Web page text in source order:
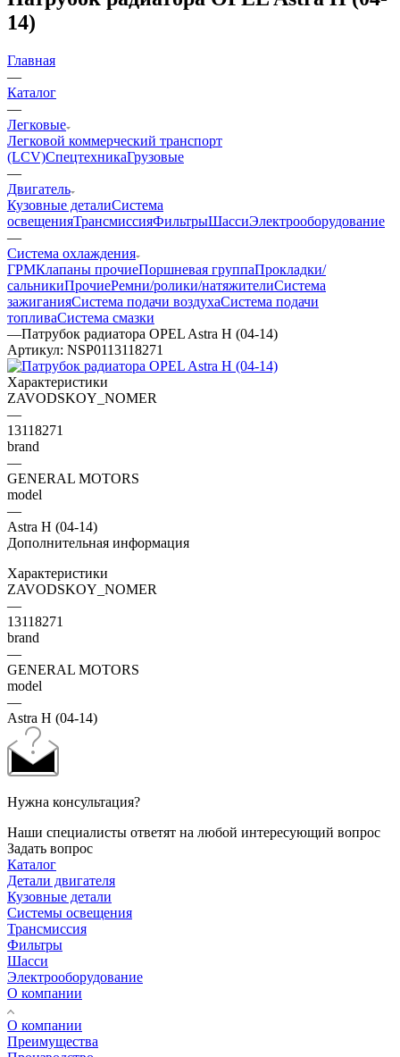
14)
Главная
—
Каталог
—
Легковые
Легковой коммерческий транспорт
(LCV)СпецтехникаГрузовые
—
Двигатель
Кузовные деталиСистема
освещенияТрансмиссияФильтрыШассиЭлектрооборудование
—
Система охлаждения
ГРМКлапаны прочиеПоршневая группаПрокладки/
сальникиПрочиеРемни/ролики/натяжителиСистема
зажиганияСистема подачи воздухаСистема подачи
топливаСистема смазки
—Патрубок радиатора OPEL Astra H (04-14)
Артикул: NSP0113118271
Характеристики
ZAVODSKOY_NOMER
—
13118271
brand
—
GENERAL MOTORS
model
—
Astra H (04-14)
Дополнительная информация
Характеристики
ZAVODSKOY_NOMER
—
13118271
brand
—
GENERAL MOTORS
model
—
Astra H (04-14)
Нужна консультация?
Наши специалисты ответят на любой интересующий вопрос
Задать вопрос
Каталог
Детали двигателя
Кузовные детали
Системы освещения
Трансмиссия
Фильтры
Шасси
Электрооборудование
О компании
О компании
Преимущества